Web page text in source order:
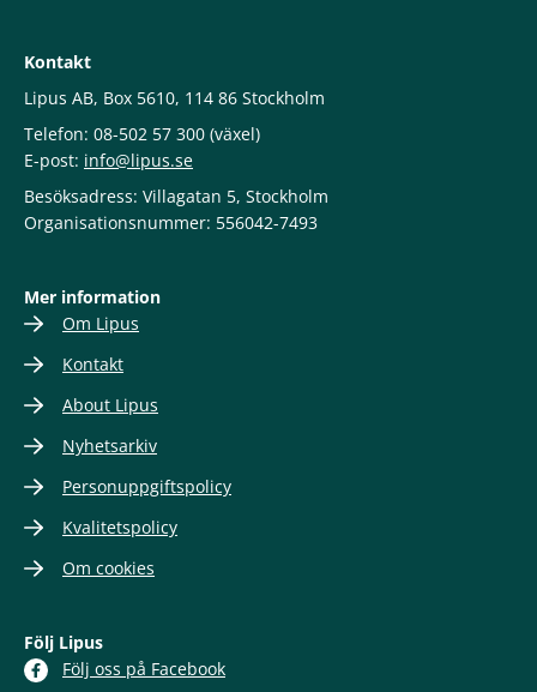
Kontakt
Lipus AB, Box 5610, 114 86 Stockholm
Telefon: 08-502 57 300 (växel)
E-post: info@lipus.se
Besöksadress: Villagatan 5, Stockholm
Organisationsnummer: 556042-7493
Mer information
Om Lipus
Kontakt
About Lipus
Nyhetsarkiv
Personuppgiftspolicy
Kvalitetspolicy
Om cookies
Följ Lipus
Följ oss på Facebook